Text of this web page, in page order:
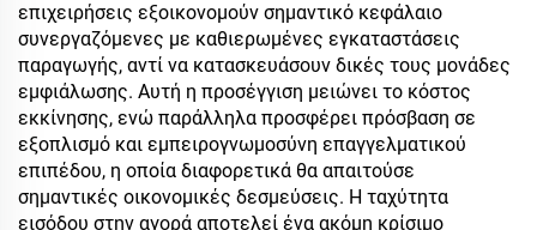
επιχειρήσεις εξοικονομούν σημαντικό κεφάλαιο
συνεργαζόμενες με καθιερωμένες εγκαταστάσεις
παραγωγής, αντί να κατασκευάσουν δικές τους μονάδες
εμφιάλωσης. Αυτή η προσέγγιση μειώνει το κόστος
εκκίνησης, ενώ παράλληλα προσφέρει πρόσβαση σε
εξοπλισμό και εμπειρογνωμοσύνη επαγγελματικού
επιπέδου, η οποία διαφορετικά θα απαιτούσε
σημαντικές οικονομικές δεσμεύσεις. Η ταχύτητα
εισόδου στην αγορά αποτελεί ένα ακόμη κρίσιμο